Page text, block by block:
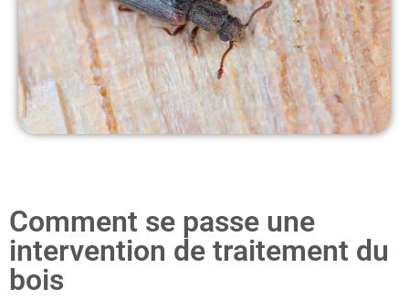
Comment se passe une
intervention de traitement du
bois